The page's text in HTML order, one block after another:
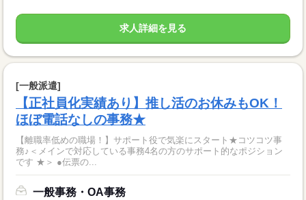
求人詳細を見る
[一般派遣]
【正社員化実績あり】推し活のお休みもOK！
ほぼ電話なしの事務★
【離職率低めの職場！】サポート役で気楽にスタート★コツコツ事
務♪＜メインで対応している事務4名の方のサポート的なポジション
です ★＞ ●伝票の...
一般事務・OA事務